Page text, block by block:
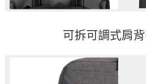
可拆可調式肩